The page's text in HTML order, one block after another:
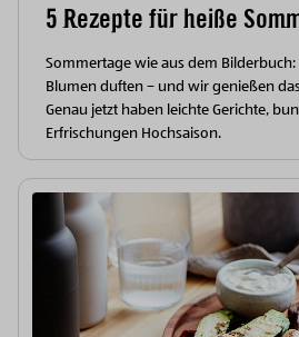
5 Rezepte für heiße
Sommertage wie aus dem Bilderbuch:
Blumen duften – und wir genießen
Genau jetzt haben leichte Gerichte,
Erfrischungen Hochsaison.